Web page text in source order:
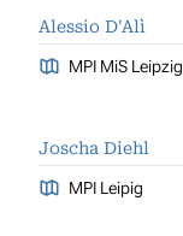
Alessio D'Alì
MPI MiS Leipzig
Joscha Diehl
MPI Leipig